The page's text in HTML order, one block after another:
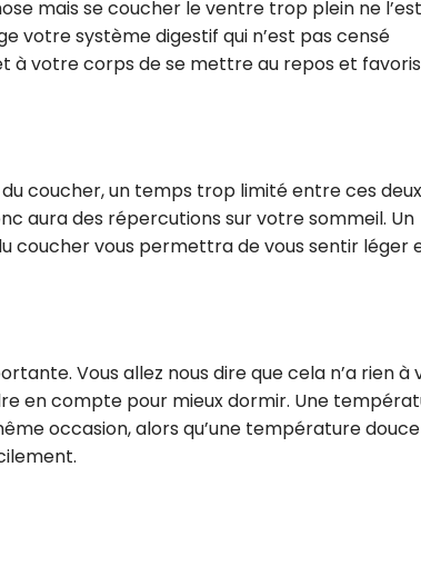
mais se coucher le ventre trop plein ne
votre système digestif qui n’est pas censé
à votre corps de se mettre au repos et
coucher, un temps trop limité entre ces
aura des répercutions sur votre sommeil. Un
coucher vous permettra de vous sentir léger
Vous allez nous dire que cela n’a rien à
en compte pour mieux dormir. Une
occasion, alors qu’une température